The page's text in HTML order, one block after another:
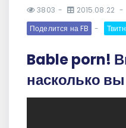
3803
2015.08.22
Поделится на FB
Bable porn!
насколько